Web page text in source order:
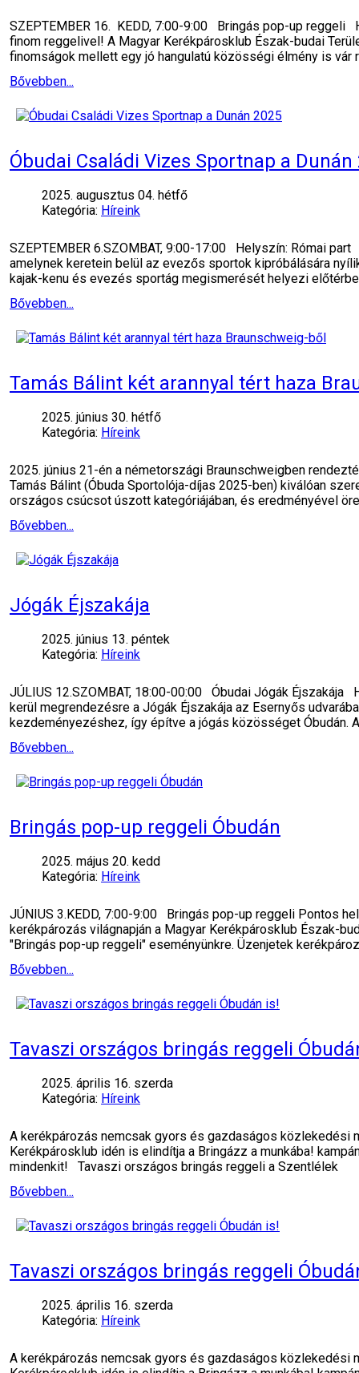
SZEPTEMBER 16. KEDD, 7:00-9:00 Bringás pop-up reggeli
finom reggelivel! A Magyar Kerékpárosklub Észak-budai
finomságok mellett egy jó hangulatú közösségi élmény is vár
Bővebben...
Óbudai Családi Vizes Sportnap a Dunán
2025. augusztus 04. hétfő
Kategória: Híreink
SZEPTEMBER 6.SZOMBAT, 9:00-17:00 Helyszín: Római
amelynek keretein belül az evezős sportok kipróbálására
kajak-kenu és evezés sportág megismerését helyezi
Bővebben...
Tamás Bálint két arannyal tért haza
2025. június 30. hétfő
Kategória: Híreink
2025. június 21-én a németországi Braunschweigben
Tamás Bálint (Óbuda Sportolója-díjas 2025-ben) kiválóan
országos csúcsot úszott kategóriájában, és eredményével
Bővebben...
Jógák Éjszakája
2025. június 13. péntek
Kategória: Híreink
JÚLIUS 12.SZOMBAT, 18:00-00:00 Óbudai Jógák Éjszakája
kerül megrendezésre a Jógák Éjszakája az Esernyős
kezdeményezéshez, így építve a jógás közösséget Óbudán.
Bővebben...
Bringás pop-up reggeli Óbudán
2025. május 20. kedd
Kategória: Híreink
JÚNIUS 3.KEDD, 7:00-9:00 Bringás pop-up reggeli Pontos
kerékpározás világnapján a Magyar Kerékpárosklub Észak-
"Bringás pop-up reggeli" eseményünkre. Üzenjetek
Bővebben...
Tavaszi országos bringás reggeli
2025. április 16. szerda
Kategória: Híreink
A kerékpározás nemcsak gyors és gazdaságos közlekedési
Kerékpárosklub idén is elindítja a Bringázz a munkába!
mindenkit! Tavaszi országos bringás reggeli a Szentlélek
Bővebben...
Tavaszi országos bringás reggeli
2025. április 16. szerda
Kategória: Híreink
A kerékpározás nemcsak gyors és gazdaságos közlekedési